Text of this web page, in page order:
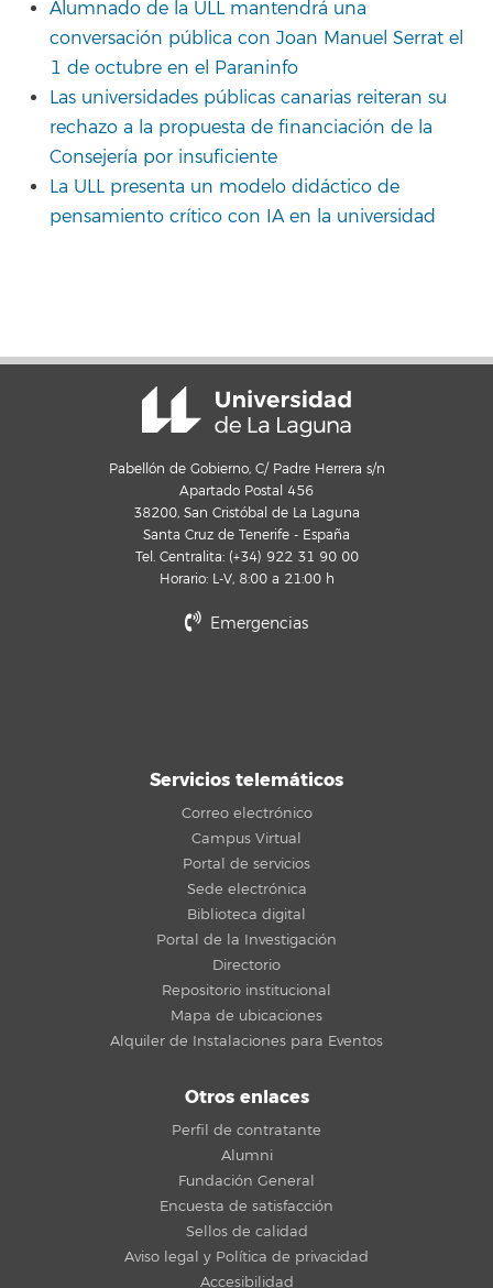
Alumnado de la ULL mantendrá una
conversación pública con Joan Manuel Serrat el
1 de octubre en el Paraninfo
Las universidades públicas canarias reiteran su
rechazo a la propuesta de financiación de la
Consejería por insuficiente
La ULL presenta un modelo didáctico de
pensamiento crítico con IA en la universidad
Pabellón de Gobierno, C/ Padre Herrera s/n
Apartado Postal 456
38200, San Cristóbal de La Laguna
Santa Cruz de Tenerife - España
Tel. Centralita: (+34) 922 31 90 00
Horario: L-V, 8:00 a 21:00 h
Emergencias
Servicios telemáticos
Correo electrónico
Campus Virtual
Portal de servicios
Sede electrónica
Biblioteca digital
Portal de la Investigación
Directorio
Repositorio institucional
Mapa de ubicaciones
Alquiler de Instalaciones para Eventos
Otros enlaces
Perfil de contratante
Alumni
Fundación General
Encuesta de satisfacción
Sellos de calidad
Aviso legal y Política de privacidad
Accesibilidad